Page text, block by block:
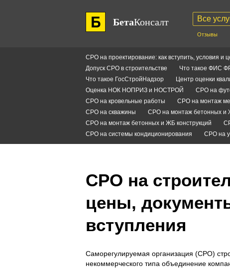
БетаКонсалт Все
Отзывы
СРО на проектирование: как вступить, условия и
Допуск СРО в строительстве
Что такое ФИС
Что такое ГосСтройНадзор
Центр оценки
Оценка НОК НОПРИЗ и НОСТРОЙ
СРО на
СРО на кровельные работы
СРО на монтаж
СРО на скважины
СРО на монтаж бетонных и
СРО на монтаж бетонных и ЖБ конструкций
СРО на системы кондиционирования
СРО на
СРО на
цены,
вступления
Саморегулируемая организация (СРО)
некоммерческого типа объединение